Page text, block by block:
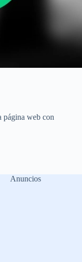
página web con
Anuncios